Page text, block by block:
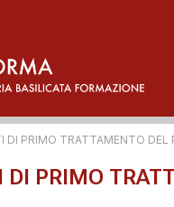
DI PRIMO TRATTAMENTO DEL
PRIMO